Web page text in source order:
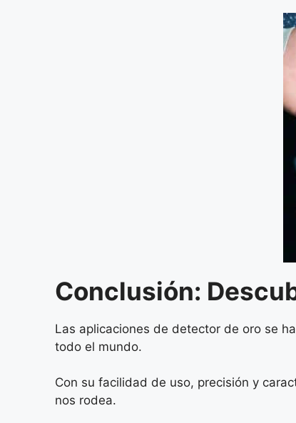
Conclusión:
Las aplicaciones de detector de oro se
todo el mundo.
Con su facilidad de uso, precisión y
nos rodea.